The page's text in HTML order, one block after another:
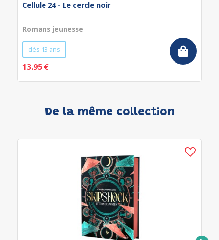
Cellule 24 - Le cercle noir
Romans jeunesse
dès 13 ans
13.95 €
De la même collection